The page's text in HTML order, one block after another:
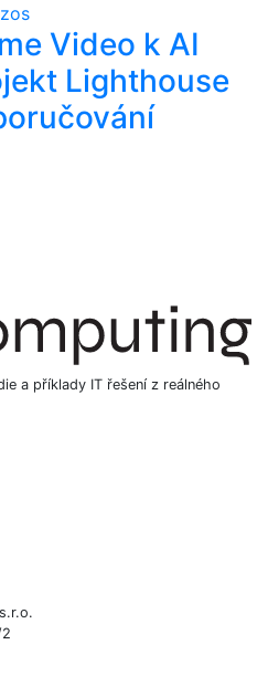
Video k AI
Lighthouse
a příklady IT řešení z reálného